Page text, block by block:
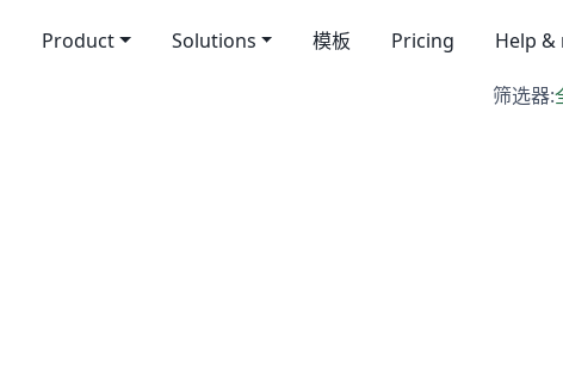
Product Solutions 模板 Pricing Help &
筛选器: